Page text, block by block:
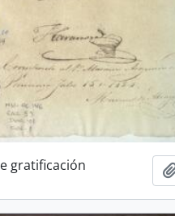
gratificación